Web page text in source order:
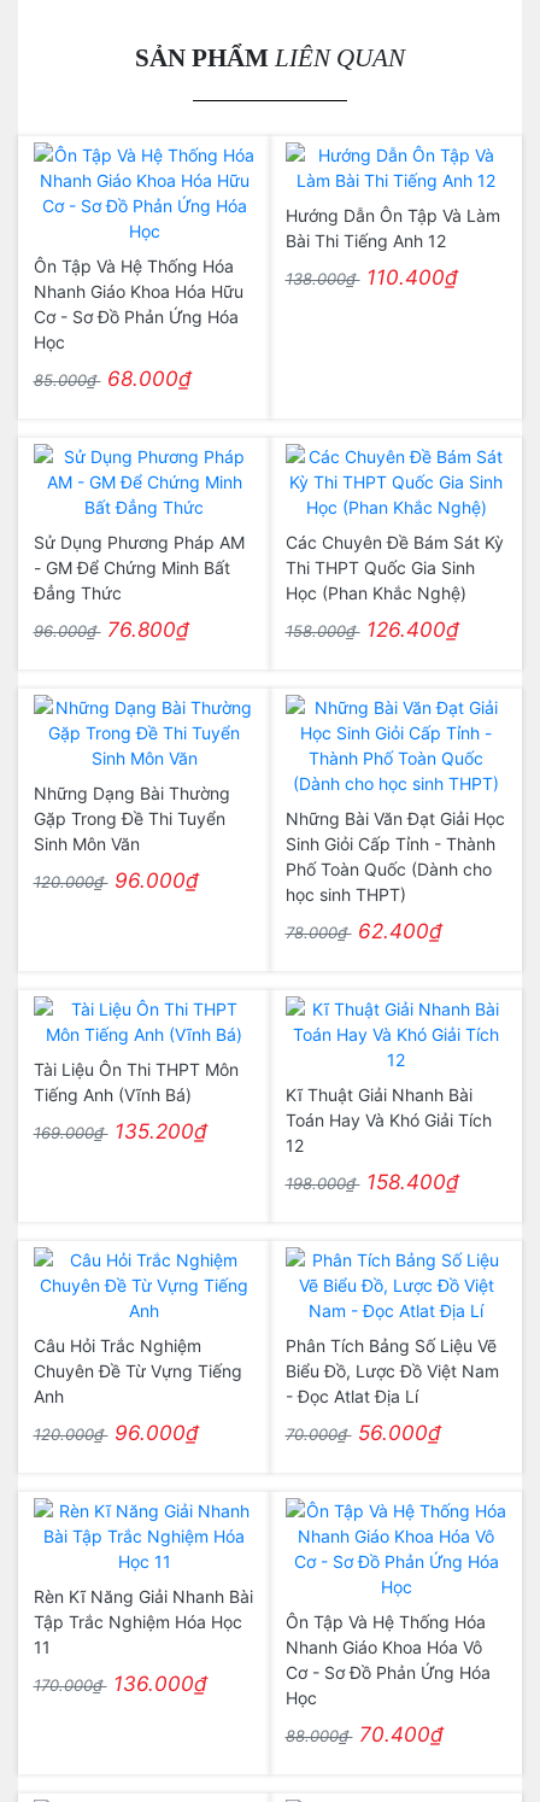
SẢN PHẨM LIÊN QUAN
Ôn Tập Và Hệ Thống Hóa
Nhanh Giáo Khoa Hóa Hữu
Cơ - Sơ Đồ Phản Ứng Hóa
Học
85.000₫ 68.000₫
Hướng Dẫn Ôn Tập Và Làm
Bài Thi Tiếng Anh 12
138.000₫ 110.400₫
Sử Dụng Phương Pháp AM
- GM Để Chứng Minh Bất
Đẳng Thức
96.000₫ 76.800₫
Các Chuyên Đề Bám Sát Kỳ
Thi THPT Quốc Gia Sinh
Học (Phan Khắc Nghệ)
158.000₫ 126.400₫
Những Dạng Bài Thường
Gặp Trong Đề Thi Tuyển
Sinh Môn Văn
120.000₫ 96.000₫
Những Bài Văn Đạt Giải Học
Sinh Giỏi Cấp Tỉnh - Thành
Phố Toàn Quốc (Dành cho
học sinh THPT)
78.000₫ 62.400₫
Tài Liệu Ôn Thi THPT Môn
Tiếng Anh (Vĩnh Bá)
169.000₫ 135.200₫
Kĩ Thuật Giải Nhanh Bài
Toán Hay Và Khó Giải Tích
12
198.000₫ 158.400₫
Câu Hỏi Trắc Nghiệm
Chuyên Đề Từ Vựng Tiếng
Anh
120.000₫ 96.000₫
Phân Tích Bảng Số Liệu Vẽ
Biểu Đồ, Lược Đồ Việt Nam
- Đọc Atlat Địa Lí
70.000₫ 56.000₫
Rèn Kĩ Năng Giải Nhanh Bài
Tập Trắc Nghiệm Hóa Học
11
170.000₫ 136.000₫
Ôn Tập Và Hệ Thống Hóa
Nhanh Giáo Khoa Hóa Vô
Cơ - Sơ Đồ Phản Ứng Hóa
Học
88.000₫ 70.400₫